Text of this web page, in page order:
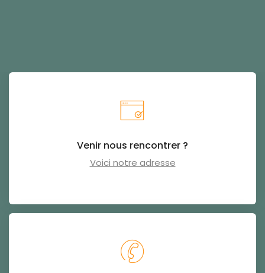
Venir nous rencontrer ?
Voici notre adresse